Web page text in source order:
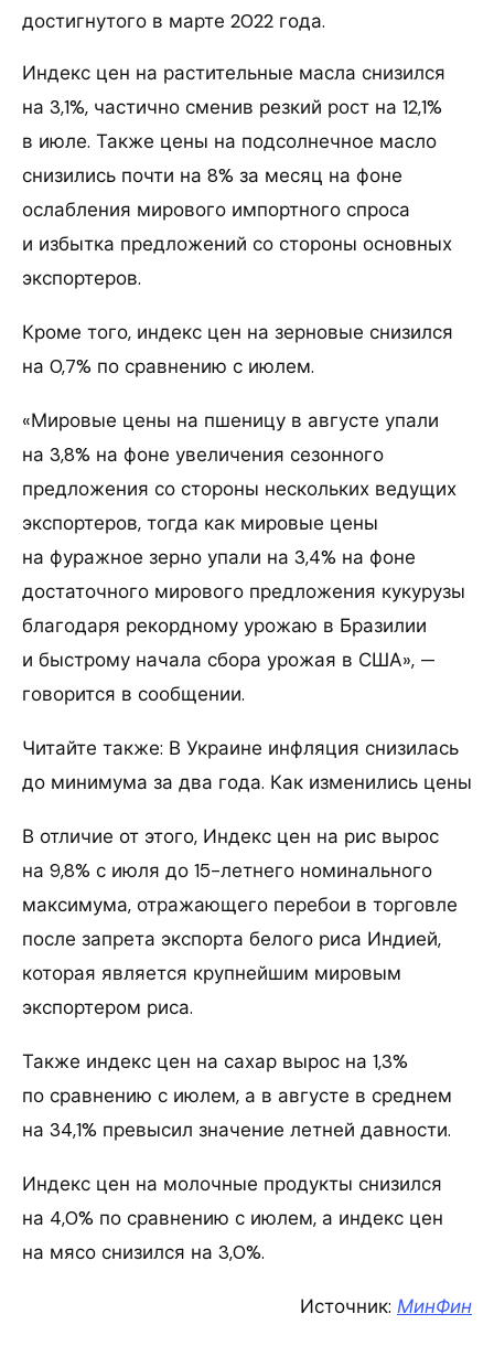
достигнутого в марте 2022 года.
Индекс цен на растительные масла снизился
на 3,1%, частично сменив резкий рост на 12,1%
в июле. Также цены на подсолнечное масло
снизились почти на 8% за месяц на фоне
ослабления мирового импортного спроса
и избытка предложений со стороны основных
экспортеров.
Кроме того, индекс цен на зерновые снизился
на 0,7% по сравнению с июлем.
«Мировые цены на пшеницу в августе упали
на 3,8% на фоне увеличения сезонного
предложения со стороны нескольких ведущих
экспортеров, тогда как мировые цены
на фуражное зерно упали на 3,4% на фоне
достаточного мирового предложения кукурузы
благодаря рекордному урожаю в Бразилии
и быстрому начала сбора урожая в США», —
говорится в сообщении.
Читайте также: В Украине инфляция снизилась
до минимума за два года. Как изменились цены
В отличие от этого, Индекс цен на рис вырос
на 9,8% с июля до 15-летнего номинального
максимума, отражающего перебои в торговле
после запрета экспорта белого риса Индией,
которая является крупнейшим мировым
экспортером риса.
Также индекс цен на сахар вырос на 1,3%
по сравнению с июлем, а в августе в среднем
на 34,1% превысил значение летней давности.
Индекс цен на молочные продукты снизился
на 4,0% по сравнению с июлем, а индекс цен
на мясо снизился на 3,0%.
Источник: МинФин